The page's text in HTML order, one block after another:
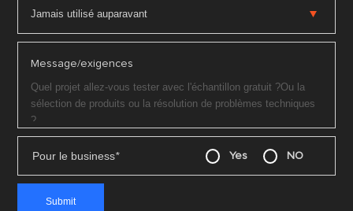
Message/exigences
Pour le business* Yes NO